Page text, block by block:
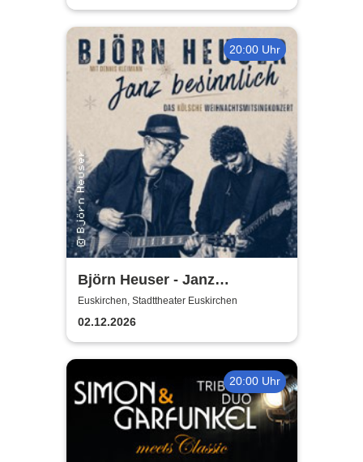
20:00 Uhr
Björn Heuser - Janz
besinnlich
Euskirchen, Stadttheater Euskirchen
02.12.2026
20:00 Uhr